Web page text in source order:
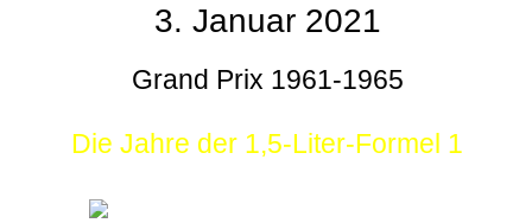
3. Januar 2021
Grand Prix 1961-1965
Die Jahre der 1,5-Liter-Formel 1